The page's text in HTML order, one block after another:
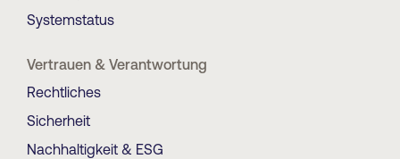
Systemstatus
Vertrauen & Verantwortung
Rechtliches
Sicherheit
Nachhaltigkeit & ESG